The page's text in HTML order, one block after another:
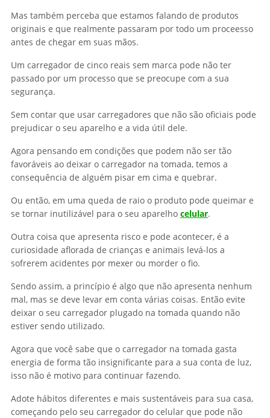
Mas também perceba que estamos falando de produtos
originais e que realmente passaram por todo um proceesso
antes de chegar em suas mãos.
Um carregador de cinco reais sem marca pode não ter
passado por um processo que se preocupe com a sua
segurança.
Sem contar que usar carregadores que não são oficiais pode
prejudicar o seu aparelho e a vida útil dele.
Agora pensando em condições que podem não ser tão
favoráveis ao deixar o carregador na tomada, temos a
consequência de alguém pisar em cima e quebrar.
Ou então, em uma queda de raio o produto pode queimar e
se tornar inutilizável para o seu aparelho celular.
Outra coisa que apresenta risco e pode acontecer, é a
curiosidade aflorada de crianças e animais levá-los a
sofrerem acidentes por mexer ou morder o fio.
Sendo assim, a princípio é algo que não apresenta nenhum
mal, mas se deve levar em conta várias coisas. Então evite
deixar o seu carregador plugado na tomada quando não
estiver sendo utilizado.
Agora que você sabe que o carregador na tomada gasta
energia de forma tão insignificante para a sua conta de luz,
isso não é motivo para continuar fazendo.
Adote hábitos diferentes e mais sustentáveis para sua casa,
começando pelo seu carregador do celular que pode não